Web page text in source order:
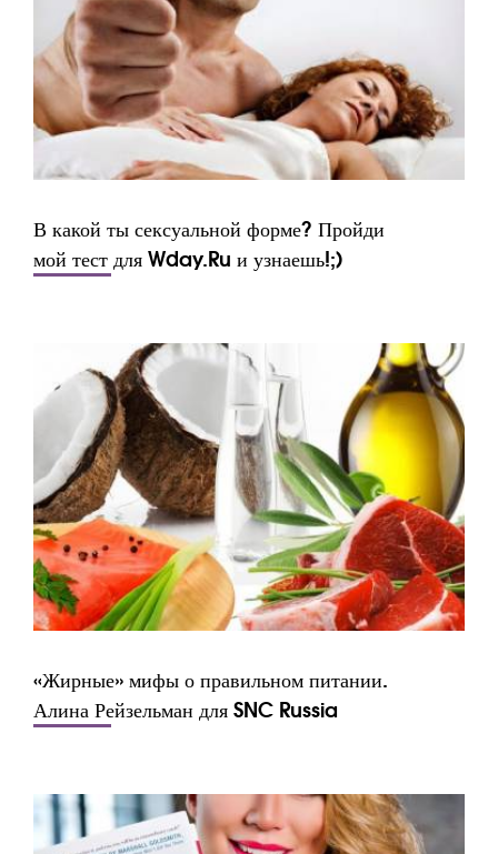
В какой ты сексуальной форме? Пройди
мой тест для Wday.Ru и узнаешь!;)
«Жирные» мифы о правильном питании.
Алина Рейзельман для SNC Russia